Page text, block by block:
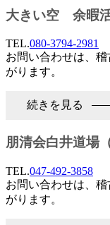
大きい空 余暇活
TEL.080-3794-2981
お問い合わせは、
がります。
続きを見る
朋清会白井道場
TEL.047-492-3858
お問い合わせは、
がります。